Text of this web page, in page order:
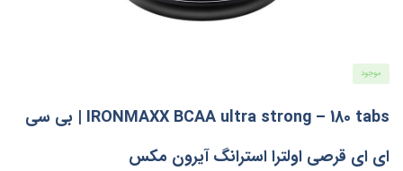
موجود
IRONMAXX BCAA ultra strong – 180 tabs | بی سی
ای ای قرصی اولترا استرانگ آیرون مکس